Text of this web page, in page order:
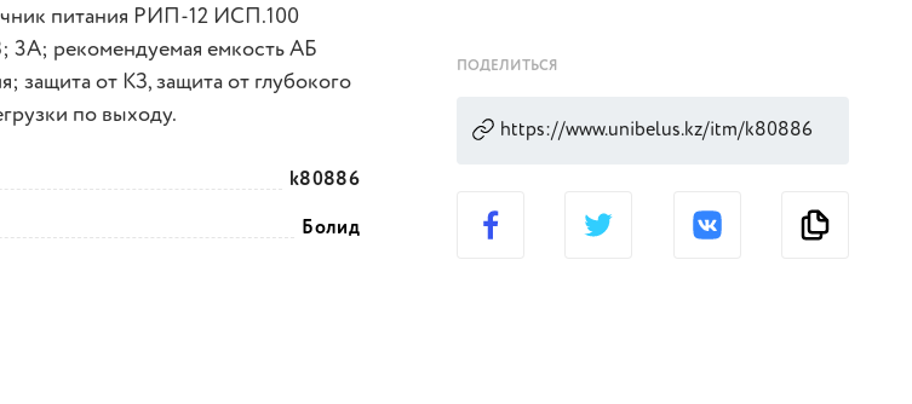
питания РИП-12 ИСП.100
рекомендуемая емкость АБ
защита от КЗ, защита от глубокого
по выходу.
k80886
Болид
ПОДЕЛИТЬСЯ